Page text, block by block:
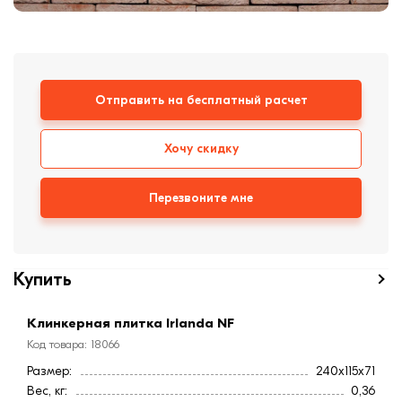
формовки
Отправить на бесплатный расчет
Хочу скидку
Перезвоните мне
Купить
Клинкерная плитка Irlanda NF
Код товара: 18066
Размер:
240x115x71
Вес, кг:
0,36